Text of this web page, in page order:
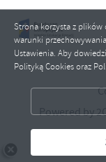
Powered by
Strona korzysta z plików
warunki
Ustawienia. Aby
Polityką Cookies oraz